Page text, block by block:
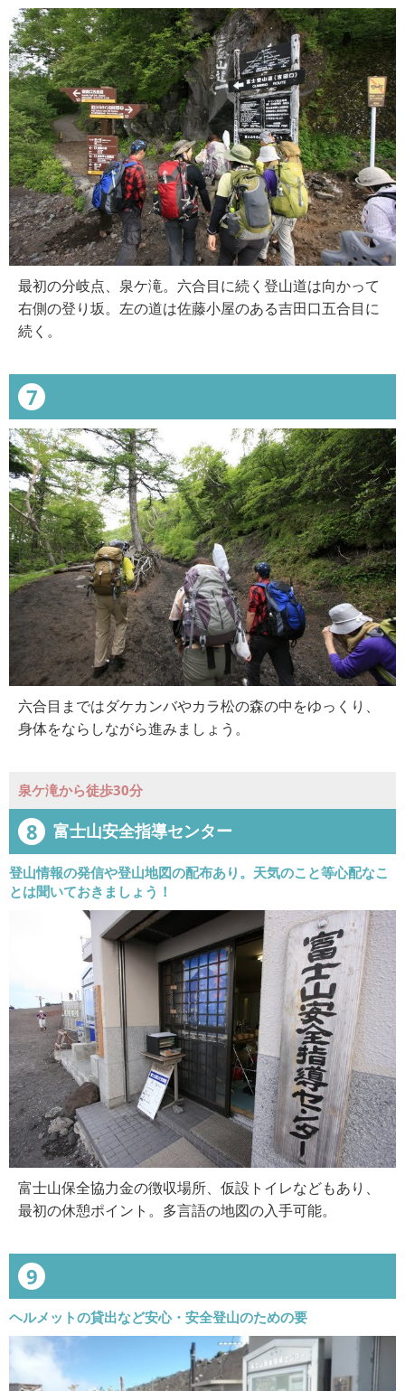
最初の分岐点、泉ケ滝。六合目に続く登山道は向かって
右側の登り坂。左の道は佐藤小屋のある吉田口五合目に
続く。
7
六合目まではダケカンバやカラ松の森の中をゆっくり、
身体をならしながら進みましょう。
泉ケ滝から徒歩30分
8 富士山安全指導センター
登山情報の発信や登山地図の配布あり。天気のこと等心配なこ
とは聞いておきましょう！
富士山保全協力金の徴収場所、仮設トイレなどもあり、
最初の休憩ポイント。多言語の地図の入手可能。
9
ヘルメットの貸出など安心・安全登山のための要